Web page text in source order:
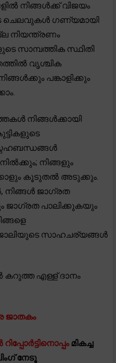
നിങ്ങൾക്ക് വിജയം
ചെലവുകൾ ഗണ്യമായി
നിയന്ത്രണം
സാമ്പത്തിക സ്ഥിതി
വൃശ്ചിക
പങ്കാളിക്കും
നിങ്ങൾക്കായി
നിങ്ങളും
കൂടുതൽ അടുക്കും.
ജാഗ്രത
ജാഗ്രത പാലിക്കുകയും
ജോലിയുടെ സാഹചര്യങ്ങൾ
കറുത്ത എള്ള് ദാനം
ജാതകം
മികച്ച
നേടൂ